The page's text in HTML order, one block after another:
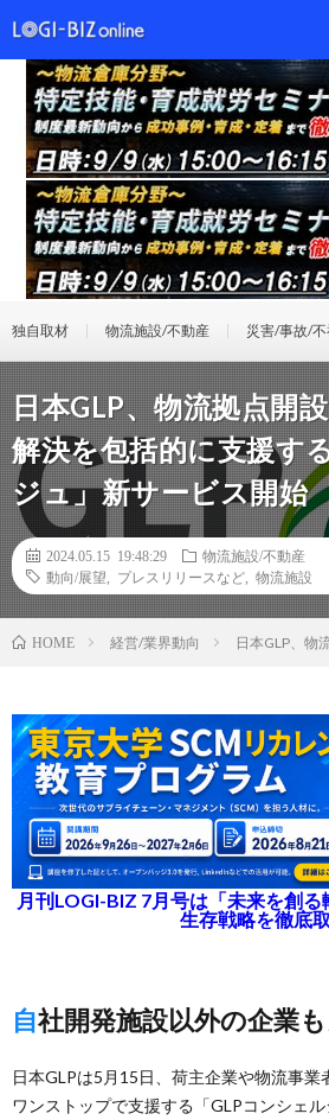
独自取材 物流施設/不動産 災害/事故/
日本GLP、物流拠点開
解決を包括的に支援す
ジュ」新サービス開始
2024.05.15 19:48:29
物流施設/不動産
動向/展望
プレスリリースなど 物流施設
HOME 経営/業界動向 日本GLP、物
月刊LOGI-BIZ 7月号は「未来を創
生存戦略を徹底
自社開発施設以外の企業
日本GLPは5月15日、荷主企業や物流事業
ワンストップで支援する「GLPコンシェ